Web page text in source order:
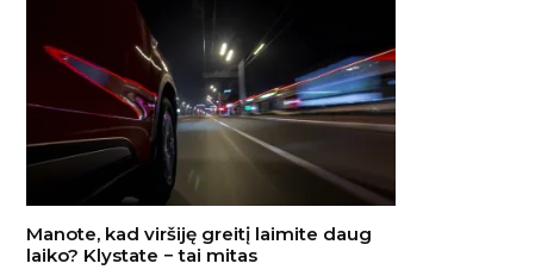
Manote, kad viršiję greitį laimite daug
laiko? Klystate − tai mitas